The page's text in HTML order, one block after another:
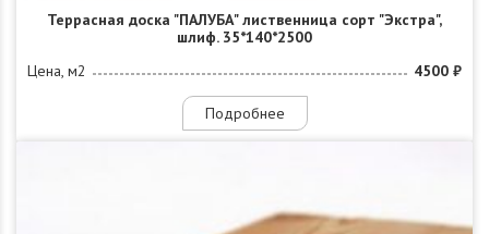
Террасная доска "ПАЛУБА" лиственница сорт "Экстра",
шлиф. 35*140*2500
Цена, м2
4500 ₽
Подробнее